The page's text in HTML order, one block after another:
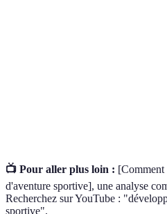
📺 Pour aller plus loin : [Comment
d'aventure sportive], une analyse
Recherchez sur YouTube :
sportive".